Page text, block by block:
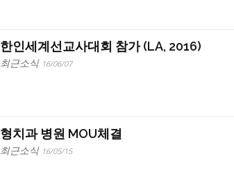
한인세계선교사대회 참가 (LA, 2016)
최근소식 16/06/07
형치과 병원 MOU체결
최근소식 16/05/15